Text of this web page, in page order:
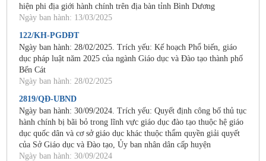
hiện phi địa giới hành chính trên địa bàn tỉnh Bình Dương
Ngày ban hành: 13/03/2025
122/KH-PGDĐT
Ngày ban hành: 28/02/2025. Trích yếu: Kế hoạch Phổ biến, giáo
dục pháp luật năm 2025 của ngành Giáo dục và Đào tạo thành phố
Bến Cát
Ngày ban hành: 28/02/2025
2819/QĐ-UBND
Ngày ban hành: 30/09/2024. Trích yếu: Quyết định công bố thủ tục
hành chính bị bãi bỏ trong lĩnh vực giáo dục đào tạo thuộc hệ giáo
dục quốc dân và cơ sở giáo dục khác thuộc thẩm quyền giải quyết
của Sở Giáo dục và Đào tạo, Ủy ban nhân dân cấp huyện
Ngày ban hành: 30/09/2024